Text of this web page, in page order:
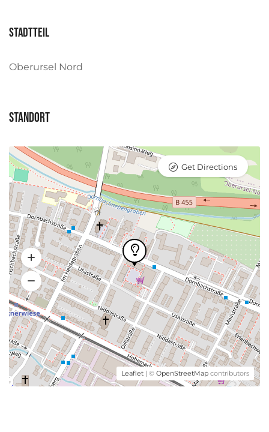
Stadtteil
Oberursel Nord
Standort
Leaflet | © OpenStreetMap contributors
Get Directions